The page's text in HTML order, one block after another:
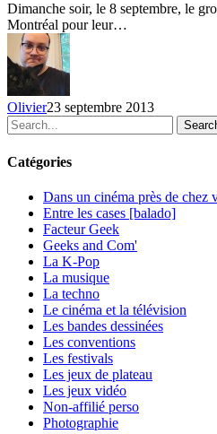
Eklipse
au
Club
Soda,
le
8
septembre
2013
Dimanche soir, le 8 septembre, le
Montréal pour leur…
Olivier23 septembre 2013
Catégories
Dans un cinéma près de chez
Entre les cases [balado]
Facteur Geek
Geeks and Com'
La K-Pop
La musique
La techno
Le cinéma et la télévision
Les bandes dessinées
Les conventions
Les festivals
Les jeux de plateau
Les jeux vidéo
Non-affilié perso
Photographie